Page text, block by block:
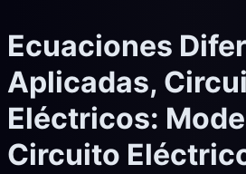
Ecuaciones
Aplicadas,
Eléctricos:
Circuito